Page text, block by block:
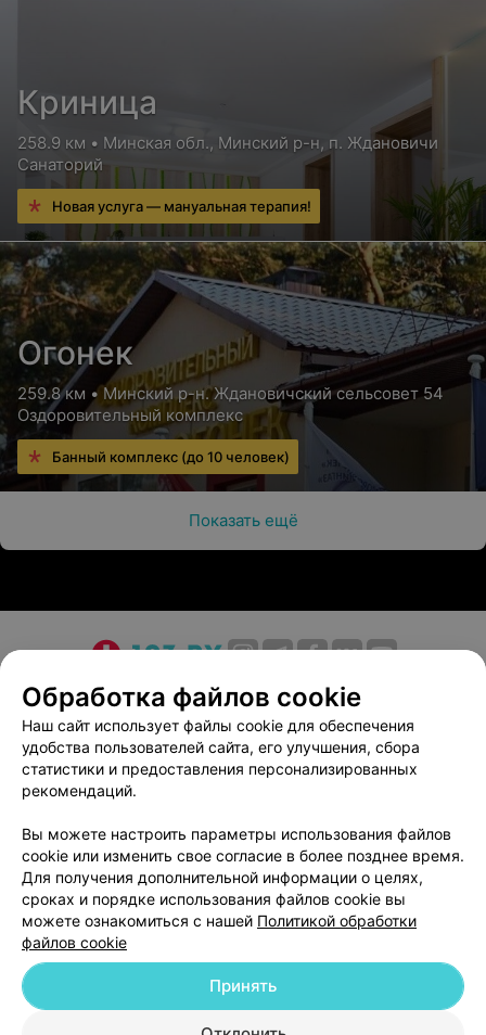
Криница
258.9 км • Минская обл., Минский р-н, п. Ждановичи
Санаторий
Новая услуга — мануальная терапия!
Огонек
259.8 км • Минский р-н. Ждановичский сельсовет 54
Оздоровительный комплекс
Банный комплекс (до 10 человек)
Показать ещё
О проекте Новости проекта
Размещение рекламы
Медицинский маркетинг
Публичный договор
Пользовательское соглашение
Способы оплаты
Вакансии
Партнеры
Написать в поддержку
Персональные настройки cookie
Обработка персональных данных
Обработка файлов cookie
Наш сайт использует файлы cookie для обеспечения
удобства пользователей сайта, его улучшения, сбора
статистики и предоставления персонализированных
рекомендаций.
Вы можете настроить параметры использования файлов
cookie или изменить свое согласие в более позднее время.
Для получения дополнительной информации о целях,
сроках и порядке использования файлов cookie вы
можете ознакомиться с нашей Политикой обработки
файлов cookie
Принять